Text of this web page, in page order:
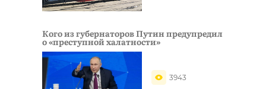
Кого из губернаторов Путин предупредил
о «преступной халатности»
3943